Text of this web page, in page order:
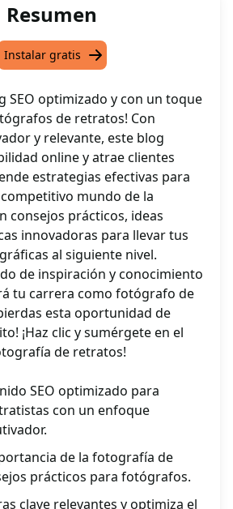
Resumen
Instalar gratis
SEO optimizado y con un toque
de retratos! Con
y relevante, este blog
online y atrae clientes
estrategias efectivas para
mundo de la
consejos prácticos, ideas
innovadoras para llevar tus
al siguiente nivel.
de inspiración y conocimiento
tu carrera como fotógrafo de
esta oportunidad de
¡Haz clic y sumérgete en el
de retratos!
SEO optimizado para
con un enfoque
de la fotografía de
prácticos para fotógrafos.
clave relevantes y optimiza el